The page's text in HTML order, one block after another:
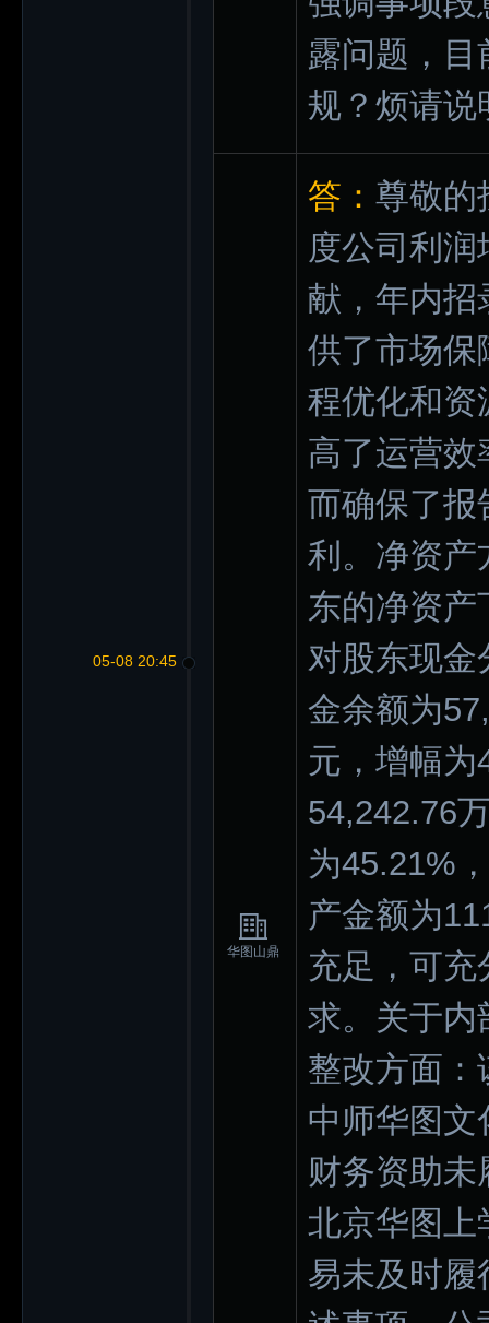
05-08 20:45
露问题，
规？烦请说
华图山鼎
答： 尊敬的
度公司利
献，年内招
供了市场保
程优化和资
高了运营效
而确保了报
利。净资产
东的净资
对股东现金
金余额为
元，增幅
54,242.76
为45.21%
产金额为
充足，可
求。关于内
整改方面：
中师华图文
财务资助
北京华图上
易未及时履